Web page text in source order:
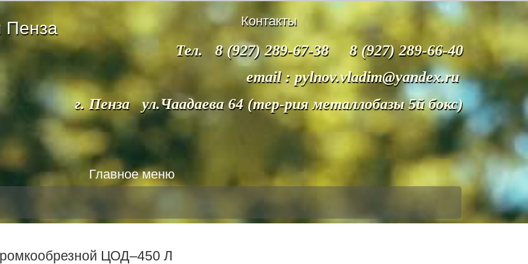
Контакты
Тел. 8 (927) 289-67-38 8 (927) 289-66-40
email : pylnov.vladim@yandex.ru
г. Пенза ул.Чаадаева 64 (тер-рия металлобазы 5й бокс)
Пенза
Главное меню
ЦОД–450 Л